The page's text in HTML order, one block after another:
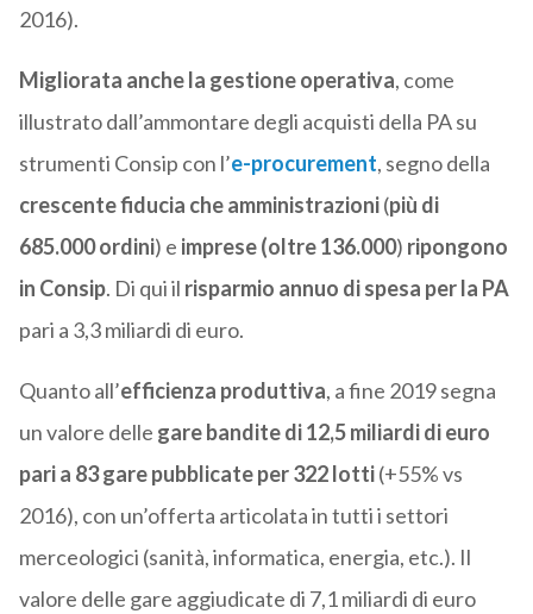
2016).
Migliorata anche la gestione operativa, come
illustrato dall’ammontare degli acquisti della PA su
strumenti Consip con l’e-procurement, segno della
crescente fiducia cheamministrazioni(più di
685.000 ordini) e imprese (oltre 136.000) ripongono
in Consip. Di qui il risparmio annuo di spesa per la PA
pari a 3,3 miliardi di euro.
Quanto all’efficienza produttiva, a fine 2019 segna
un valore delle garebandite di 12,5 miliardi di euro
pari a 83 gare pubblicateper 322 lotti(+55% vs
2016), con un’offerta articolata in tutti i settori
merceologici (sanità, informatica, energia, etc.). Il
valore delle gare aggiudicate di 7,1 miliardi di euro